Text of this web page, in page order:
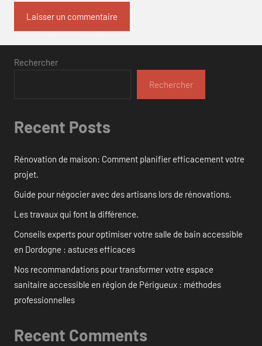
Rechercher
Rechercher
Recent Posts
Rénovation de maison: Comment planifier efficacement votre
projet.
Guide pour négocier avec des artisans lors de rénovations.
Les travaux qui font la différence.
Conseils experts pour optimiser votre salle de bain accessible
en Dordogne : astuces efficaces
Nos recommandations pour transformer votre espace
sanitaire accessible en région de Périgueux : méthodes
professionnelles
Recent Comments